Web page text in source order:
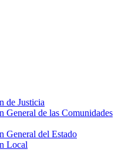
de Justicia
General de las Comunidades
General del Estado
Local